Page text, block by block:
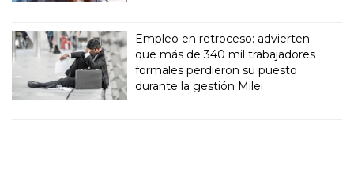
Empleo en retroceso: advierten
que más de 340 mil trabajadores
formales perdieron su puesto
durante la gestión Milei